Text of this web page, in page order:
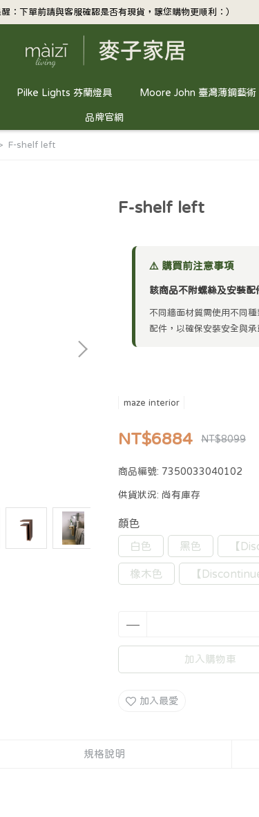
：下單前請與客服確認是否有現貨，讓您購物更順利：）
Pilke Lights 芬蘭燈具 Moore John 臺灣薄鋼藝術
品牌官網
F-shelf left
F-shelf left
⚠️ 購買前注意事項
該商品不附螺絲及安裝配
不同牆面材質需使用不同
配件，以確保安裝安全與承
maze interior
NT$6884 NT$8099
商品編號: 7350033040102
供貨狀況: 尚有庫存
顏色
白色
黑色 【
橡木色 【
加入購物車
加入最愛
規格說明